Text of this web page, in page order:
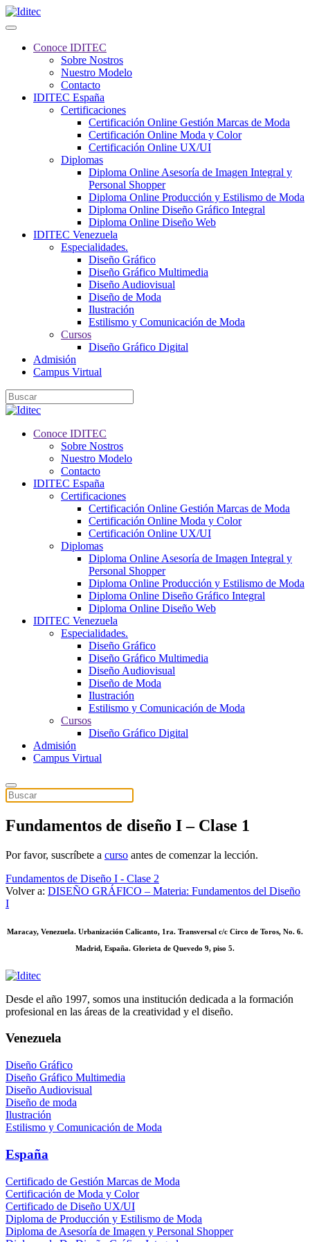
Conoce IDITEC
Sobre Nostros
Nuestro Modelo
Contacto
IDITEC España
Certificaciones
Certificación Online Gestión Marcas de Moda
Certificación Online Moda y Color
Certificación Online UX/UI
Diplomas
Diploma Online Asesoría de Imagen Integral y
Personal Shopper
Diploma Online Producción y Estilismo de Moda
Diploma Online Diseño Gráfico Integral
Diploma Online Diseño Web
IDITEC Venezuela
Especialidades.
Diseño Gráfico
Diseño Gráfico Multimedia
Diseño Audiovisual
Diseño de Moda
Ilustración
Estilismo y Comunicación de Moda
Cursos
Diseño Gráfico Digital
Admisión
Campus Virtual
Conoce IDITEC
Sobre Nostros
Nuestro Modelo
Contacto
IDITEC España
Certificaciones
Certificación Online Gestión Marcas de Moda
Certificación Online Moda y Color
Certificación Online UX/UI
Diplomas
Diploma Online Asesoría de Imagen Integral y
Personal Shopper
Diploma Online Producción y Estilismo de Moda
Diploma Online Diseño Gráfico Integral
Diploma Online Diseño Web
IDITEC Venezuela
Especialidades.
Diseño Gráfico
Diseño Gráfico Multimedia
Diseño Audiovisual
Diseño de Moda
Ilustración
Estilismo y Comunicación de Moda
Cursos
Diseño Gráfico Digital
Admisión
Campus Virtual
Fundamentos de diseño I – Clase 1
Por favor, suscríbete a curso antes de comenzar la lección.
Fundamentos de Diseño I - Clase 2
Volver a: DISEÑO GRÁFICO – Materia: Fundamentos del Diseño
I
Maracay, Venezuela. Urbanización Calicanto, 1ra. Transversal c/c Circo de Toros, No. 6.
Madrid, España. Glorieta de Quevedo 9, piso 5.
Desde el año 1997, somos una institución dedicada a la formación
profesional en las áreas de la creatividad y el diseño.
Venezuela
Diseño Gráfico
Diseño Gráfico Multimedia
Diseño Audiovisual
Diseño de moda
Ilustración
Estilismo y Comunicación de Moda
España
Certificado de Gestión Marcas de Moda
Certificación de Moda y Color
Certificado de Diseño UX/UI
Diploma de Producción y Estilismo de Moda
Diploma de Asesoría de Imagen y Personal Shopper